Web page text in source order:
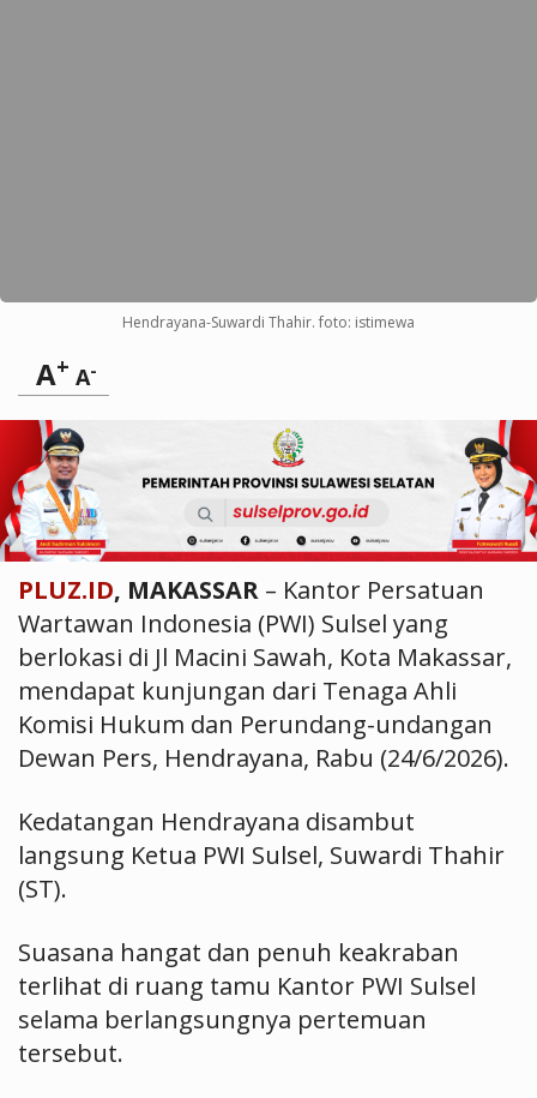
Hendrayana-Suwardi Thahir. foto: istimewa
A+ A-
PLUZ.ID, MAKASSAR – Kantor Persatuan
Wartawan Indonesia (PWI) Sulsel yang
berlokasi di Jl Macini Sawah, Kota Makassar,
mendapat kunjungan dari Tenaga Ahli
Komisi Hukum dan Perundang-undangan
Dewan Pers, Hendrayana, Rabu (24/6/2026).
Kedatangan Hendrayana disambut
langsung Ketua PWI Sulsel, Suwardi Thahir
(ST).
Suasana hangat dan penuh keakraban
terlihat di ruang tamu Kantor PWI Sulsel
selama berlangsungnya pertemuan
tersebut.